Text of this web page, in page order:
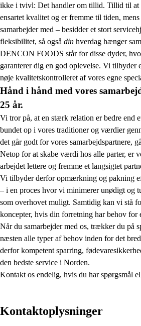
ikke i tvivl: Det handler om tillid. Tillid til at
ensartet kvalitet og er fremme til tiden,
samarbejder med – besidder et stort
fleksibilitet, så også din hverdag hænger
DENCON FOODS står for disse dyder,
garanterer dig en god oplevelse. Vi tilbyder
nøje kvalitetskontrolleret af vores egne
Hånd i hånd med vores
25 år.
Vi tror på, at en stærk relation er bedre end
bundet op i vores traditioner og værdier
det går godt for vores samarbejdspartnere,
Netop for at skabe værdi hos alle parter, er
arbejdet lettere og fremme et langsigtet
Vi tilbyder derfor opmærkning og pakning
– i en proces hvor vi minimerer unødigt og
som overhovet muligt. Samtidig kan vi stå
koncepter, hvis din forretning har behov for
Når du samarbejder med os, trækker du på
næsten alle typer af behov inden for det
derfor kompetent sparring,
den bedste service i Norden.
Kontakt os endelig, hvis du har spørgsmål
Kontaktoplysninger